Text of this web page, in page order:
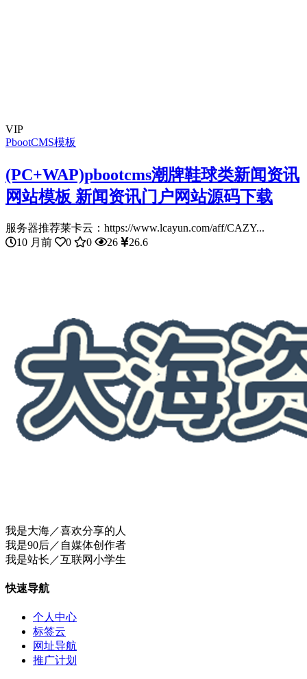
VIP
PbootCMS模板
(PC+WAP)pbootcms潮牌鞋球类新闻资讯
网站模板 新闻资讯门户网站源码下载
服务器推荐莱卡云：https://www.lcayun.com/aff/CAZY...
10 月前
0 0 26 26.6
我是大海／喜欢分享的人
我是90后／自媒体创作者
我是站长／互联网小学生
快速导航
个人中心
标签云
网址导航
推广计划